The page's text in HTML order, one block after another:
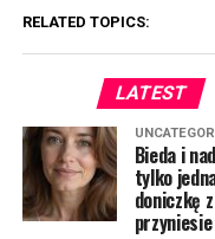
RELATED TOPICS:
LATEST
Bieda i
tylko
doniczkę